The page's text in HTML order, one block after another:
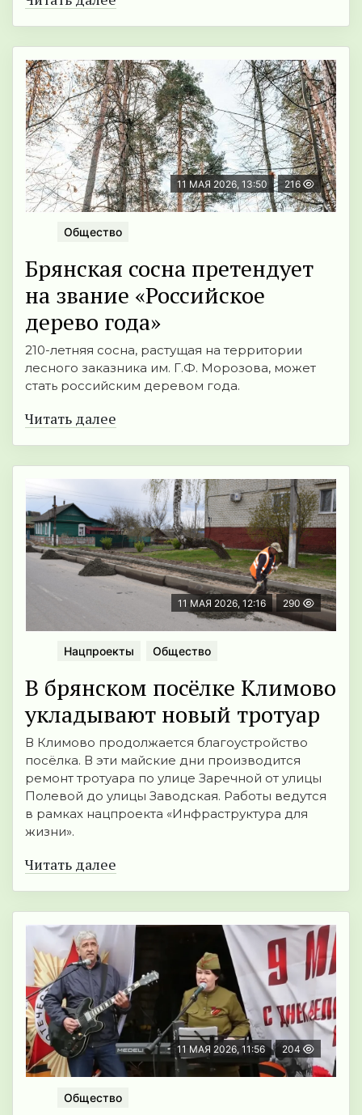
11 МАЯ 2026, 13:50 216
Общество
Брянская сосна претендует
на звание «Российское
дерево года»
210-летняя сосна, растущая на территории
лесного заказника им. Г.Ф. Морозова, может
стать российским деревом года.
Читать далее
11 МАЯ 2026, 12:16 290
Нацпроекты Общество
В брянском посёлке Климово
укладывают новый тротуар
В Климово продолжается благоустройство
посёлка. В эти майские дни производится
ремонт тротуара по улице Заречной от улицы
Полевой до улицы Заводская. Работы ведутся
в рамках нацпроекта «Инфраструктура для
жизни».
Читать далее
11 МАЯ 2026, 11:56 204
Общество